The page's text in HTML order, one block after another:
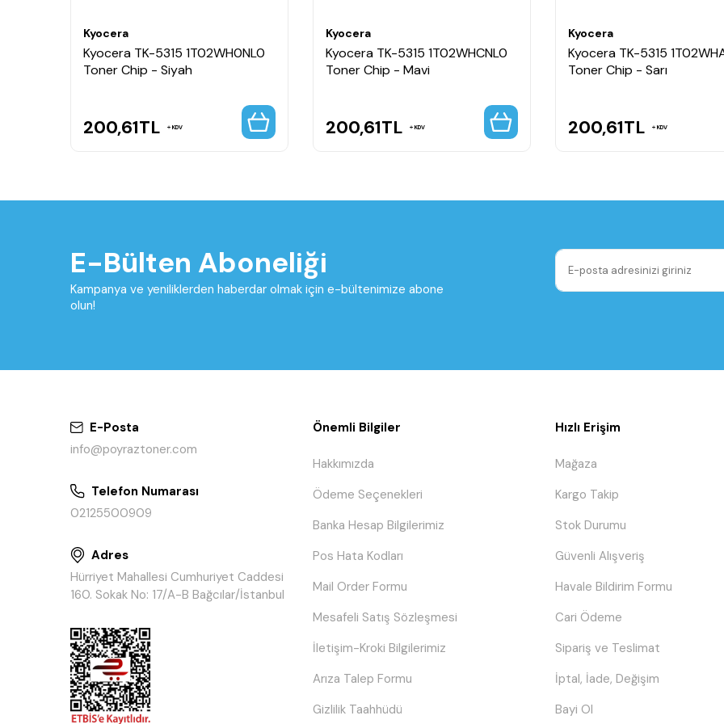
Kyocera
Kyocera TK-5315 1T02WH0NL0
Toner Chip - Siyah
200,61TL KDV
Kyocera
Kyocera TK-5315 1T02WHCNL0
Toner Chip - Mavi
200,61TL KDV
Kyocera
Kyocera TK-5315
Toner Chip - Sarı
200,61TL KDV
E-Bülten Aboneliği
Kampanya ve yeniliklerden haberdar olmak için e-bültenimize abone
olun!
E-Posta
info@poyraztoner.com
Telefon Numarası
02125500909
Adres
Hürriyet Mahallesi Cumhuriyet Caddesi
160. Sokak No: 17/A-B Bağcılar/İstanbul
Önemli Bilgiler
Hakkımızda
Ödeme Seçenekleri
Banka Hesap Bilgilerimiz
Pos Hata Kodları
Mail Order Formu
Mesafeli Satış Sözleşmesi
İletişim-Kroki Bilgilerimiz
Arıza Talep Formu
Gizlilik Taahhüdü
Hızlı Erişim
Mağaza
Kargo Takip
Stok Durumu
Güvenli Alışveriş
Havale Bildirim Formu
Cari Ödeme
Sipariş ve Teslimat
İptal, İade, Değişim
Bayi Ol